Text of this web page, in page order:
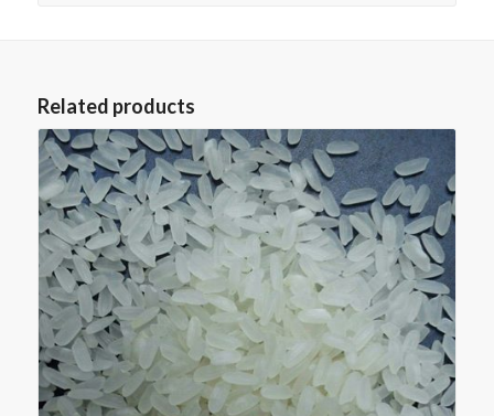
Related products